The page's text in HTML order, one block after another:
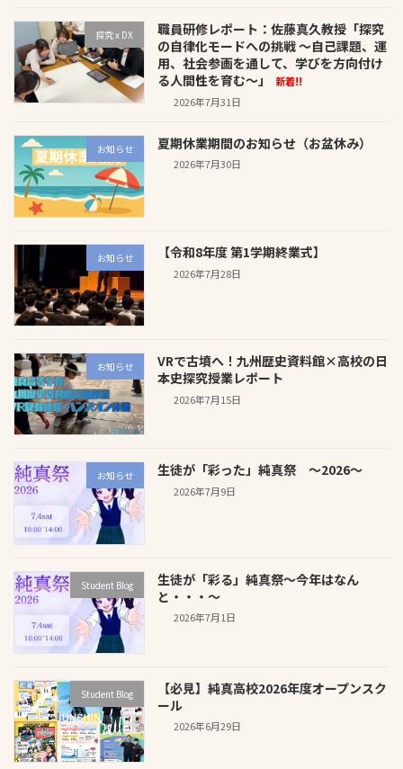
探究 x DX
職員研修レポート：佐藤真久教授「探究
の自律化モードへの挑戦 〜自己課題、運
用、社会参画を通して、学びを方向付け
る人間性を育む〜」
新着!!
2026年7月31日
お知らせ 夏期休業期間のお知らせ（お盆休み）
2026年7月30日
お知らせ 【令和8年度 第1学期終業式】
2026年7月28日
お知らせ
VRで古墳へ！九州歴史資料館×高校の日
本史探究授業レポート
2026年7月15日
お知らせ 生徒が「彩った」純真祭 ～2026～
2026年7月9日
Student Blog
生徒が「彩る」純真祭～今年はなん
と・・・～
2026年7月1日
Student Blog
【必見】純真高校2026年度オープンスク
ール
2026年6月29日